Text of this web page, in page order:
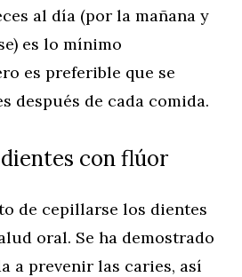
al día (por la mañana y
es lo mínimo
es preferible que se
después de cada comida.
con flúor
de cepillarse los dientes
oral. Se ha demostrado
a prevenir las caries, así